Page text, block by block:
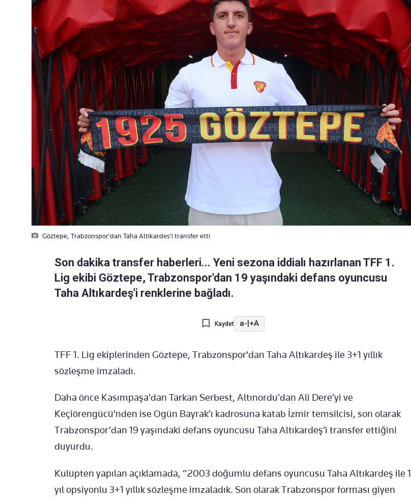
Göztepe, Trabzonspor'dan Taha Altikardes'i transfer etti
Son dakika transfer haberleri... Yeni sezona iddialı hazırlanan TFF 1.
Lig ekibi Göztepe, Trabzonspor'dan 19 yaşındaki defans oyuncusu
Taha Altıkardeş'i renklerine bağladı.
Kaydet a-|+A
TFF 1. Lig ekiplerinden Göztepe, Trabzonspor'dan Taha Altıkardeş ile 3+1 yıllık
sözleşme imzaladı.
Daha önce Kasımpaşa'dan Tarkan Serbest, Altınordu’dan Ali Dere’yi ve
Keçiörengücü'nden ise Ogün Bayrak’ı kadrosuna katab İzmir temsilcisi, son olarak
Trabzonspor’dan 19 yaşındaki defans oyuncusu Taha Altıkardeş’i transfer ettiğini
duyurdu.
Kulüpten yapılan açıklamada, “2003 doğumlu defans oyuncusu Taha Altıkardeş ile 1
yıl opsiyonlu 3+1 yıllık sözleşme imzaladık. Son olarak Trabzonspor forması giyen